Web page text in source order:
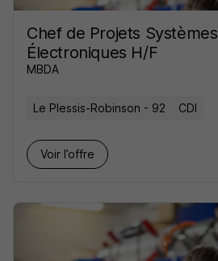
Chef de Projets Systèmes
Électroniques H/F
MBDA
Le Plessis-Robinson - 92 CDI
Voir l’offre